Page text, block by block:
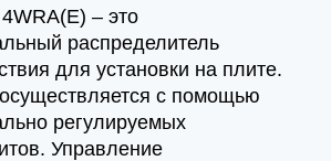
– это
распределитель
для установки на плите.
с помощью
регулируемых
Управление